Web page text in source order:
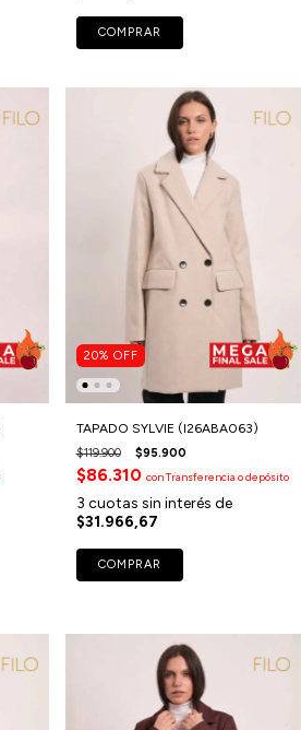
COMPRAR
20% OFF
TAPADO SYLVIE (I26ABA063)
$119.900 $95.900
$86.310 conTransferencia o depósito
3 cuotas sin interés de
$31.966,67
COMPRAR